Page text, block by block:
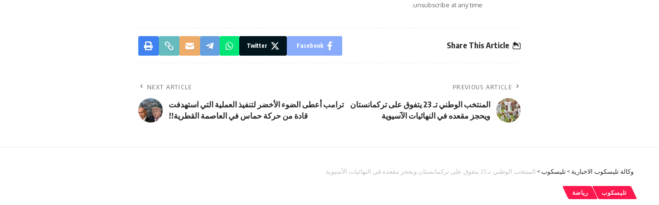
unsubscribe at any time.
Share This Article
Facebook
Twitter
PREVIOUS ARTICLE
المنتخب الوطني تـ 23 يتفوق على تركمانستان
ويحجز مقعده في النهائيات الآسيوية
NEXT ARTICLE
ترامب أعطى الضوء الأخضر لتنفيذ العملية التي استهدفت
قادة من حركة حماس في العاصمة القطرية!!
وكالة تليسكوب الاخبارية >تليسكوب> المنتخب الوطني تـ 23 يتفوق على تركمانستان ويحجز مقعده في النهائيات الآسيوية
تليسكوب رياضة